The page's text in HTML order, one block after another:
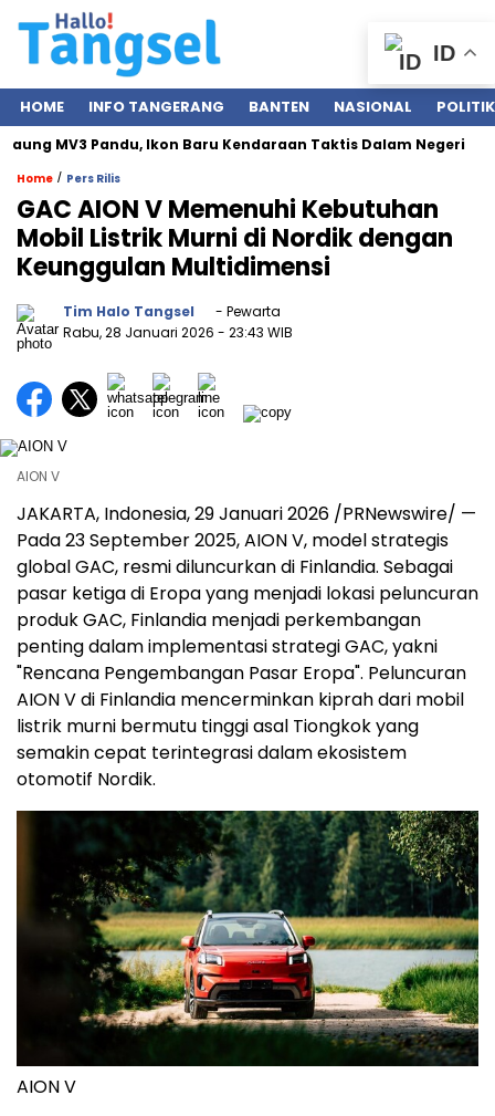
HOME INFO TANGERANG BANTEN NASIONAL POLITIK
MV3 Pandu, Ikon Baru Kendaraan Taktis Dalam Negeri
Home / Pers Rilis
GAC AION V Memenuhi Kebutuhan
Mobil Listrik Murni di Nordik dengan
Keunggulan Multidimensi
Tim Halo Tangsel
- Pewarta
Rabu, 28 Januari 2026 - 23:43 WIB
AION V
JAKARTA, Indonesia,29 Januari 2026 /PRNewswire/ —
Pada 23 September 2025, AION V, model strategis
global GAC, resmi diluncurkan di Finlandia. Sebagai
pasar ketiga di Eropa yang menjadi lokasi peluncuran
produk GAC, Finlandia menjadi perkembangan
penting dalam implementasi strategi GAC, yakni
"Rencana Pengembangan Pasar Eropa". Peluncuran
AION V di Finlandia mencerminkan kiprah dari mobil
listrik murni bermutu tinggi asal Tiongkok yang
semakin cepat terintegrasi dalam ekosistem
otomotif Nordik.
AION V
ID